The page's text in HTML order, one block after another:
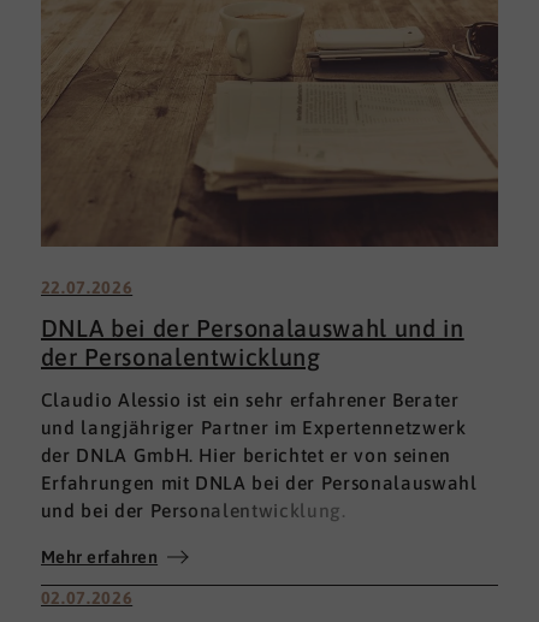
22.07.2026
DNLA bei der Personalauswahl und in
der Personalentwicklung
Claudio Alessio ist ein sehr erfahrener Berater
und langjähriger Partner im Expertennetzwerk
der DNLA GmbH. Hier berichtet er von seinen
Erfahrungen mit DNLA bei der Personalauswahl
und bei der Personalentwicklung.
Mehr erfahren
02.07.2026